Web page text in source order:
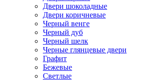
Двери шоколадные
Двери коричневые
Черный венге
Черный дуб
Черный шелк
Черные глянцевые двери
Графит
Бежевые
Светлые